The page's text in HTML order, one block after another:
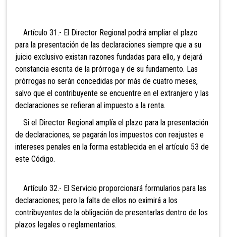
Artículo 31.- El Director Regional podrá ampliar el plazo
para la presentación de las declaraciones siempre que a su
juicio exclusivo existan razones fundadas para ello, y dejará
constancia escrita de la prórroga y de su fundamento. Las
prórrogas no serán concedidas por más de cuatro meses,
salvo que el contribuyente se encuentre en el extranjero y las
declaraciones se refieran al impuesto a la renta.
Si el Director Regional amplía el plazo para la presentación
de declaraciones, se pagarán los impuestos con reajustes e
intereses penales en la forma establecida en el artículo 53 de
este Código.
Artículo 32.- El Servicio proporcionará formularios para las
declaraciones; pero la falta de ellos no eximirá a los
contribuyentes de la obligación de presentarlas dentro de los
plazos legales o reglamentarios.